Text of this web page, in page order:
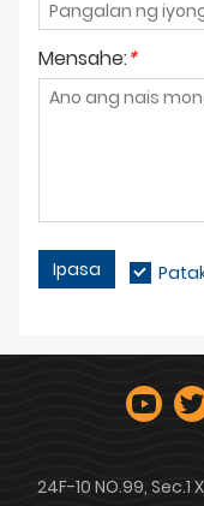
Mensahe:*
Ipasa
24F-10 NO.99,